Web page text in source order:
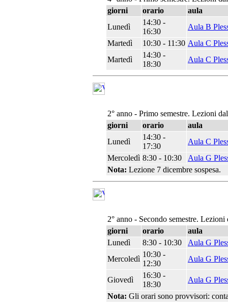
giorni
orario
aula
Lunedì
14:30 -
16:30
Aula B
Martedì
10:30 - 11:30 Aula C
Martedì
14:30 -
18:30
Aula C
2° anno - Primo semestre. Lezioni
giorni
orario
aula
Lunedì
14:30 -
17:30
Aula C
Mercoledì 8:30 - 10:30
Aula G
Nota: Lezione 7 dicembre sospesa.
2° anno - Secondo semestre.
giorni
orario
aula
Lunedì
8:30 - 10:30
Aula G
Mercoledì
10:30 -
12:30
Aula G
Giovedì
16:30 -
18:30
Aula G
Nota: Gli orari sono provvisori: